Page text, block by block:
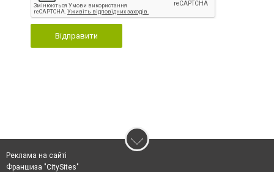
Відправити
Реклама на сайті
Франшиза "CitySites"